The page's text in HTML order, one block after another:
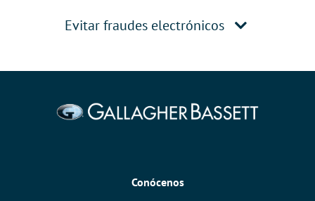
Evitar fraudes electrónicos
Conócenos